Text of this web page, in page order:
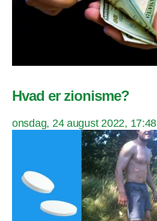
Hvad er zionisme?
onsdag, 24 august 2022, 17:48